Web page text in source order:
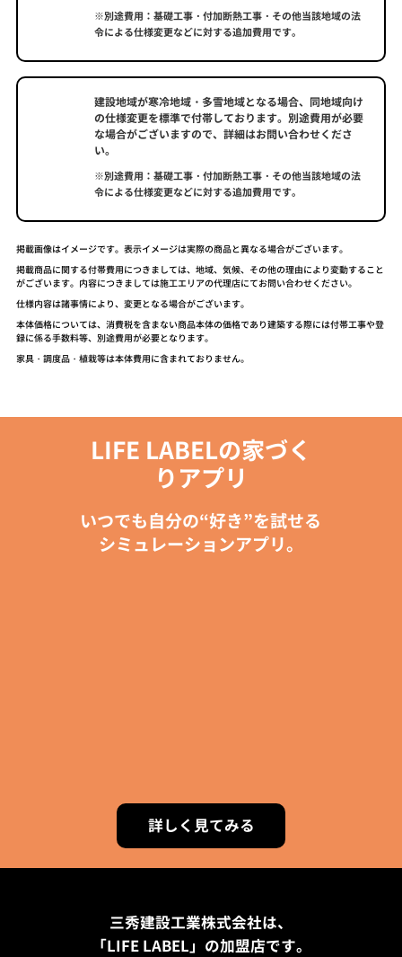
※別途費用：基礎工事・付加断熱工事・その他当該地域の法
令による仕様変更などに対する追加費用です。
建設地域が寒冷地域・多雪地域となる場合、同地域向け
の仕様変更を標準で付帯しております。別途費用が必要
な場合がございますので、詳細はお問い合わせくださ
い。
※別途費用：基礎工事・付加断熱工事・その他当該地域の法
令による仕様変更などに対する追加費用です。
掲載画像はイメージです。表示イメージは実際の商品と異なる場合がございます。
掲載商品に関する付帯費用につきましては、地域、気候、その他の理由により変動すること
がございます。内容につきましては施工エリアの代理店にてお問い合わせください。
仕様内容は諸事情により、変更となる場合がございます。
本体価格については、消費税を含まない商品本体の価格であり建築する際には付帯工事や登
録に係る手数料等、別途費用が必要となります。
家具・調度品・植栽等は本体費用に含まれておりません。
LIFE LABELの家づく
りアプリ
いつでも自分の“好き”を試せる
シミュレーションアプリ。
詳しく見てみる
三秀建設工業株式会社は、
「LIFE LABEL」の加盟店です。